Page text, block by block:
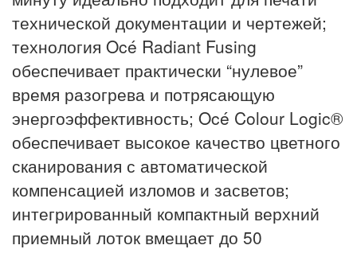
технической документации и чертежей;
технология Océ Radiant Fusing
обеспечивает практически “нулевое”
время разогрева и потрясающую
энергоэффективность; Océ Colour Logic®
обеспечивает высокое качество цветного
сканирования с автоматической
компенсацией изломов и засветов;
интегрированный компактный верхний
приемный лоток вмещает до 50